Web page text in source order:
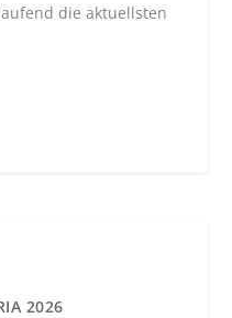
die aktuellsten
2026